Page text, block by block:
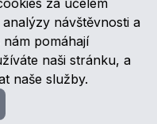
za účelem
návštěvnosti a
pomáhají
naši stránku, a
naše služby.